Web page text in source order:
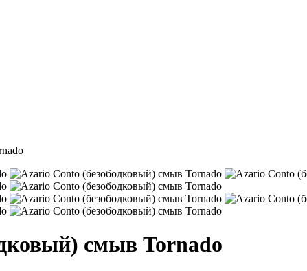
смыв Tornado